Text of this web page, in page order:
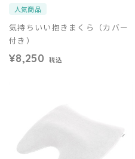
人気商品
気持ちいい抱きまくら（カバー
付き）
¥8,250 税込